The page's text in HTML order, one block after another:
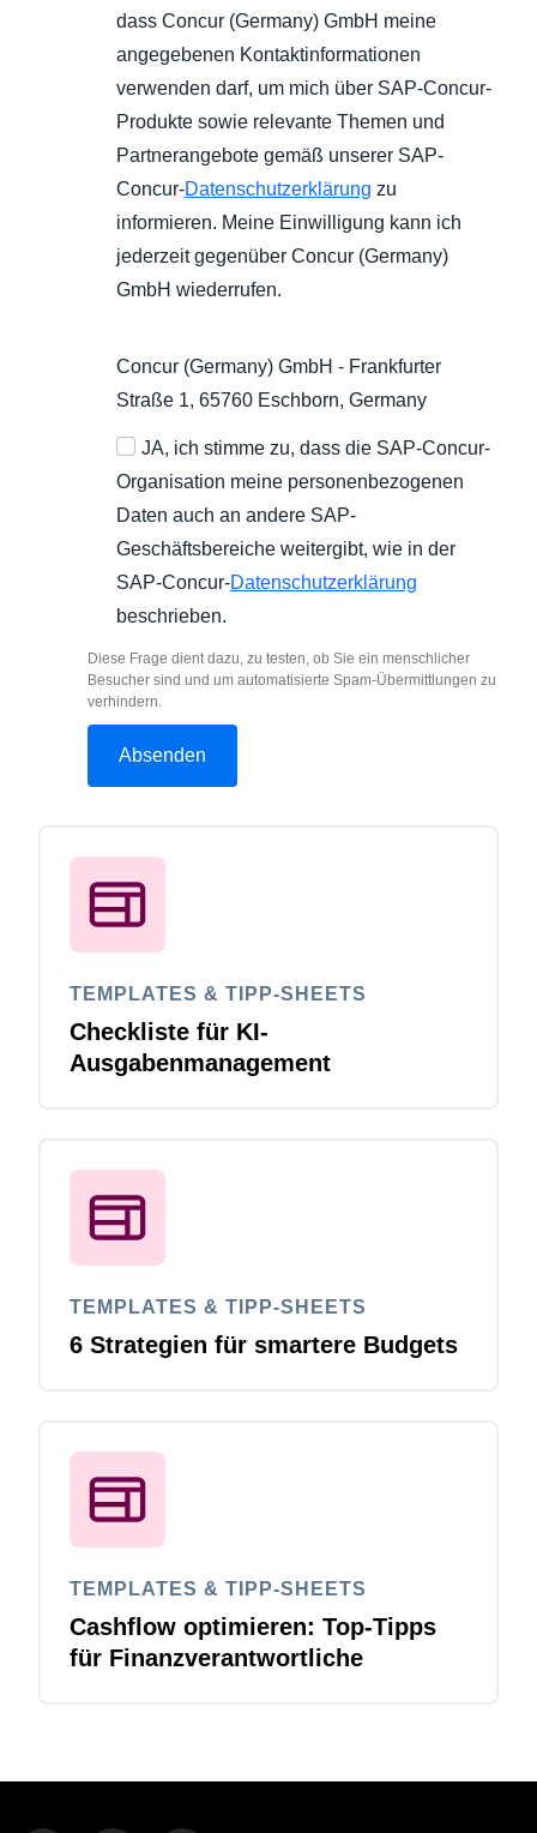
dass Concur (Germany) GmbH meine
angegebenen Kontaktinformationen
verwenden darf, um mich über SAP-Concur-
Produkte sowie relevante Themen und
Partnerangebote gemäß unserer SAP-
Concur-Datenschutzerklärung zu
informieren. Meine Einwilligung kann ich
jederzeit gegenüber Concur (Germany)
GmbH wiederrufen.
Concur (Germany) GmbH - Frankfurter
Straße 1, 65760 Eschborn, Germany
JA, ich stimme zu, dass die SAP-Concur-
Organisation meine personenbezogenen
Daten auch an andere SAP-
Geschäftsbereiche weitergibt, wie in der
SAP-Concur-Datenschutzerklärung
beschrieben.
Diese Frage dient dazu, zu testen, ob Sie ein menschlicher
Besucher sind und um automatisierte Spam-Übermittlungen zu
verhindern.
TEMPLATES & TIPP-SHEETS
Checkliste für KI-
Ausgabenmanagement
TEMPLATES & TIPP-SHEETS
6 Strategien für smartere Budgets
TEMPLATES & TIPP-SHEETS
Cashflow optimieren: Top-Tipps
für Finanzverantwortliche